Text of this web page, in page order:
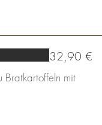
mit
32,90 €